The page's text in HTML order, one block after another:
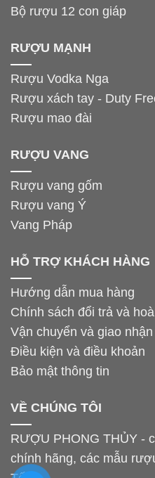
Bộ rượu 12 con giáp
RƯỢU MẠNH
Rượu Vodka Nga
Rượu xách tay - Duty
Rượu mao đài
RƯỢU VANG
Rượu vang gốm
Rượu vang Ý
Vang Pháp
HỖ TRỢ KHÁCH HÀNG
Hướng dẫn mua hàng
Chính sách đổi trả và
Vận chuyển và giao nhận
Điều kiện và điều khoản
Bảo mật thông tin
VỀ CHÚNG TÔI
RƯỢU PHONG THỦY -
chính hãng, các mẫu